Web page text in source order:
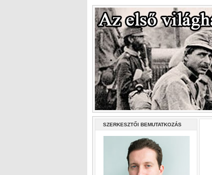
SZERKESZTŐI BEMUTATKOZÁS